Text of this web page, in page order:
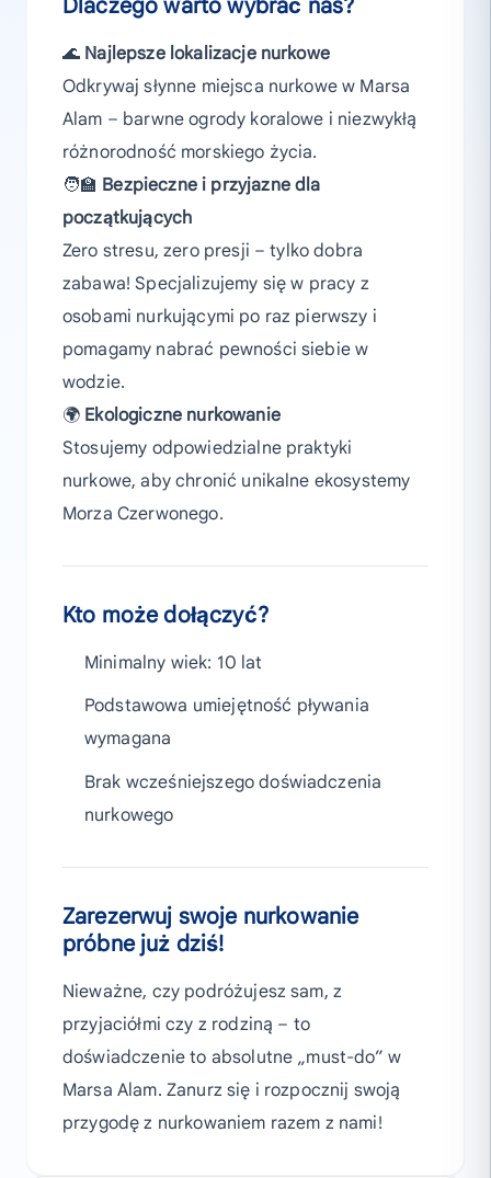
Dlaczego warto wybrać nas?
🌊 Najlepsze lokalizacje nurkowe
Odkrywaj słynne miejsca nurkowe w Marsa
Alam – barwne ogrody koralowe i niezwykłą
różnorodność morskiego życia.
🧑‍🏫 Bezpieczne i przyjazne dla
początkujących
Zero stresu, zero presji – tylko dobra
zabawa! Specjalizujemy się w pracy z
osobami nurkującymi po raz pierwszy i
pomagamy nabrać pewności siebie w
wodzie.
🌍 Ekologiczne nurkowanie
Stosujemy odpowiedzialne praktyki
nurkowe, aby chronić unikalne ekosystemy
Morza Czerwonego.
Kto może dołączyć?
Minimalny wiek: 10 lat
Podstawowa umiejętność pływania
wymagana
Brak wcześniejszego doświadczenia
nurkowego
Zarezerwuj swoje nurkowanie
próbne już dziś!
Nieważne, czy podróżujesz sam, z
przyjaciółmi czy z rodziną – to
doświadczenie to absolutne „must-do” w
Marsa Alam. Zanurz się i rozpocznij swoją
przygodę z nurkowaniem razem z nami!